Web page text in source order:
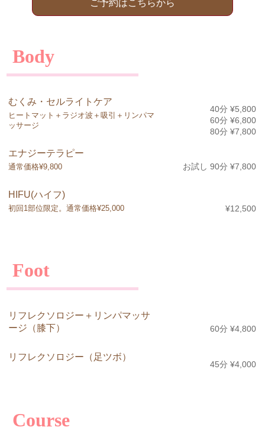
ご予約はこちらから
Body
むくみ・セルライトケア
40分 ¥5,800
60分 ¥6,800
80分 ¥7,800
ヒートマット＋ラジオ波＋吸引＋リンパマ
ッサージ
エナジーテラピー
お試し 90分 ¥7,800
通常価格¥9,800
HIFU(ハイフ)
¥12,500
初回1部位限定。通常価格¥25,000
Foot
リフレクソロジー＋リンパマッサ
ージ（膝下）
60分 ¥4,800
リフレクソロジー（足ツボ）
45分 ¥4,000
Course